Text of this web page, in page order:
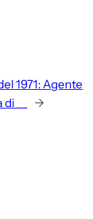
1971: Agente
__
→